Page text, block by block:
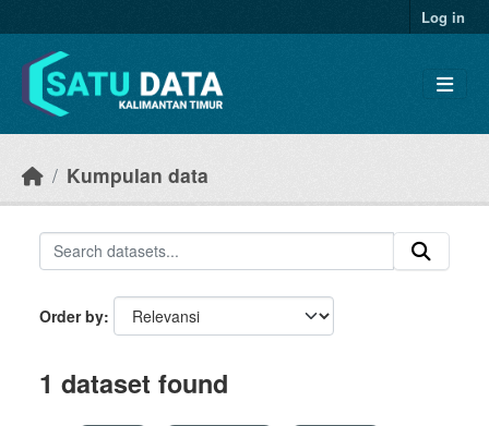
Log in
Kumpulan data
Order by
1 dataset found